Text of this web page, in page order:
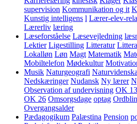
supervision Kommunikation og it
Kunstig intelligens l Lærer-elev-
Lærerliv læring
Læseforståelse Læsevejledning
Lektier Ligestilling Litteratur
Lokalløn Løn Magt Matematik
Mobiltelefon Mødekultur
Musik Naturgeografi
Nedskæringer Nudansk Ny lærer
Observation af undervisning OK 13
OK 26 Omsorgsdage optag
Overgangsalder
Pædagogikum Palæstina Pension